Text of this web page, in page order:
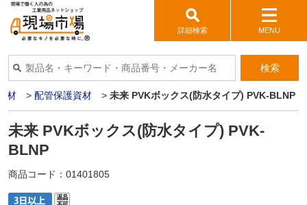
詳細検索 MENU
検索
材 > 配管保護資材 > 未来 PVKボックス(防水タイプ) PVK-BLNP
未来 PVKボックス(防水タイプ) PVK-
BLNP
商品コード： 01401805